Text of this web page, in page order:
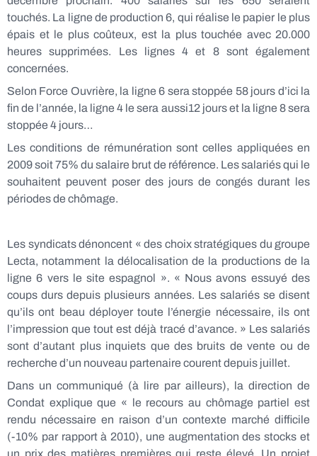
touchés. La ligne de production 6, qui réalise le papier le plus
épais et le plus coûteux, est la plus touchée avec 20.000
heures supprimées. Les lignes 4 et 8 sont également
concernées.
Selon Force Ouvrière, la ligne 6 sera stoppée 58 jours d’ici la
fin de l’année, la ligne 4 le sera aussi12 jours et la ligne 8 sera
stoppée 4 jours…
Les conditions de rémunération sont celles appliquées en
2009 soit 75% du salaire brut de référence. Les salariés qui le
souhaitent peuvent poser des jours de congés durant les
périodes de chômage.
Les syndicats dénoncent « des choix stratégiques du groupe
Lecta, notamment la délocalisation de la productions de la
ligne 6 vers le site espagnol ». « Nous avons essuyé des
coups durs depuis plusieurs années. Les salariés se disent
qu’ils ont beau déployer toute l’énergie nécessaire, ils ont
l’impression que tout est déjà tracé d’avance. » Les salariés
sont d’autant plus inquiets que des bruits de vente ou de
recherche d’un nouveau partenaire courent depuis juillet.
Dans un communiqué (à lire par ailleurs), la direction de
Condat explique que « le recours au chômage partiel est
rendu nécessaire en raison d’un contexte marché difficile
(-10% par rapport à 2010), une augmentation des stocks et
un prix des matières premières qui reste élevé. Un projet